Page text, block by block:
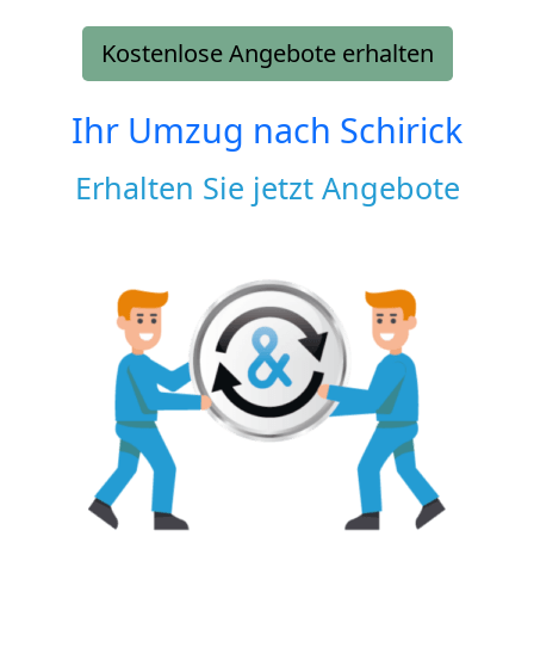
Kostenlose Angebote erhalten
Ihr Umzug nach Schirick
Erhalten Sie jetzt Angebote